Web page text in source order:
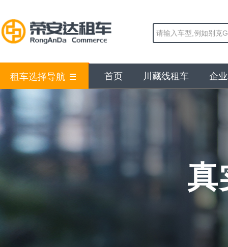
租车选择导航 首页 川藏线租车 企
真